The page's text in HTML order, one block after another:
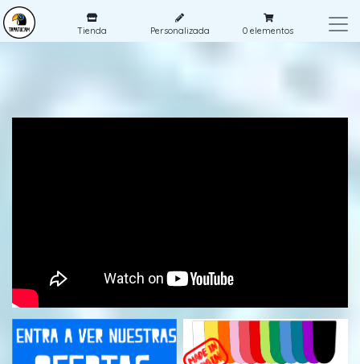
Tienda Personalizada 0 elementos